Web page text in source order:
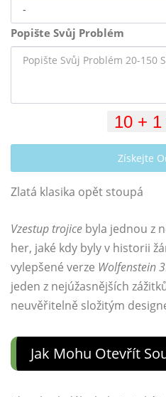
Popište Svůj Problém
Získejte
Zlatá klasika opět stoupá
Vzestup trojice byla jednou z
her, jaké kdy byly v historii
vylepšené verze Wolfenstein
jeden z nejúžasnějších
neuvěřitelně složitým
Jak Mohu Otevřít